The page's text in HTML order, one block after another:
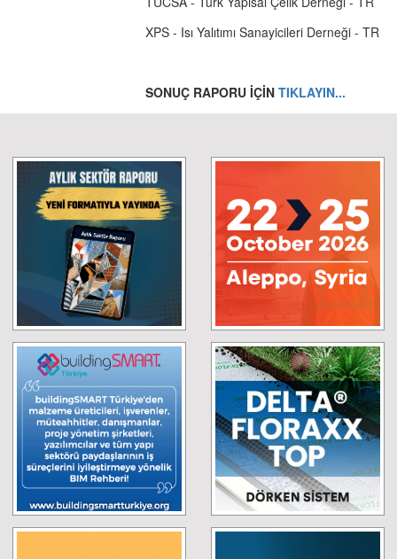
XPS - Isı Yalıtımı Sanayicileri Derneği - TR
SONUÇ RAPORU İÇİNTIKLAYIN...